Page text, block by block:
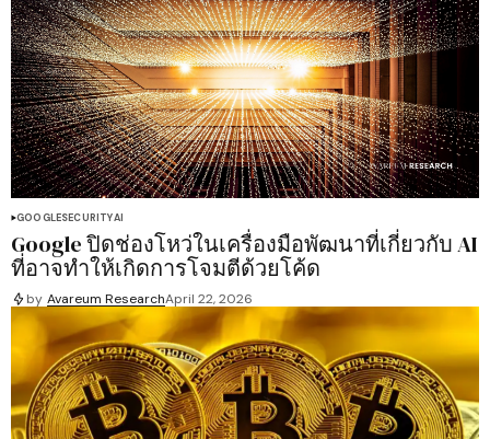
GOOGLESECURITYAI
Google ปิดช่องโหว่ในเครื่องมือพัฒนาที่เกี่ยวกับ AI
ที่อาจทำให้เกิดการโจมตีด้วยโค้ด
by Avareum ResearchApril 22, 2026